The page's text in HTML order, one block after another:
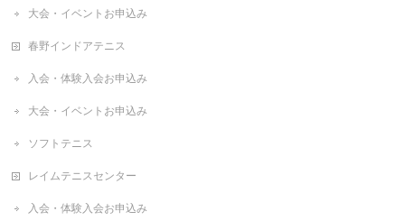
大会・イベントお申込み
春野インドアテニス
入会・体験入会お申込み
大会・イベントお申込み
ソフトテニス
レイムテニスセンター
入会・体験入会お申込み